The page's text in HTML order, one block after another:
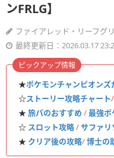
ンFRLG】
ファイアレッド・リーフグ
最終更新日：2026.03.17
★ポケモンチャンピオン
☆ストーリー攻略チャート/
★旅パのおすすめ /最強ポ
☆ スロット攻略/サファリ
★ クリア後の攻略/博士の
ピックアップ情報